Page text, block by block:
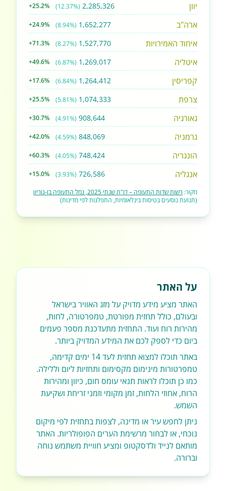
יוון 2,285,326
(12.37%)
+25.2%
ארה"ב 1,652,277
(8.94%)
+24.9%
איחוד האמירויות 1,527,770
(8.27%)
+71.3%
איטליה 1,269,017
(6.87%)
+49.6%
קפריסין 1,264,412
(6.84%)
+17.6%
צרפת 1,074,333
(5.81%)
+25.5%
גאורגיה 908,644
(4.91%)
+30.7%
גרמניה 848,069
(4.59%)
+42.0%
הונגריה 748,424
(4.05%)
+60.3%
אנגליה 726,586
(3.93%)
+15.0%
מקור: רשות שדות התעופה – דו"ח שנתי 2025, נמל התעופה בן-גוריון
(תנועת נוסעים בטיסות בינלאומיות, התפלגות לפי מדינות)
על האתר
האתר מציע מידע מדויק על מזג האוויר בישראל
ובעולם, כולל תחזית מפורטת, טמפרטורה, לחות,
מהירות רוח ועוד. התחזית מתעדכנת מספר פעמים
ביום כדי לספק לכם את המידע המדויק ביותר.
באתר תוכלו למצוא תחזית לעד 14 ימים קדימה,
טמפרטורות מינימום מקסימום ותחזיות ליום וללילה.
כמו כן תוכלו לראות תנאי עומס חום, כיוון ומהירות
הרוח, אחוזי הלחות, זמן מקומי וזמני זריחת ושקיעת
השמש.
ניתן לחפש עיר או מדינה, לצפות בתחזית לפי מיקום
נוכחי, או לבחור מרשימת הערים הפופולריות. האתר
מותאם לנייד ולדסקטופ ומציע חוויית משתמש נוחה
וברורה.